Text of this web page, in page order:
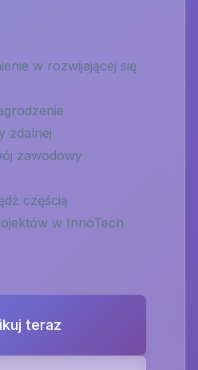
w rozwijającej się
zdalnej
zawodowy
częścią
w InnoTech
teraz